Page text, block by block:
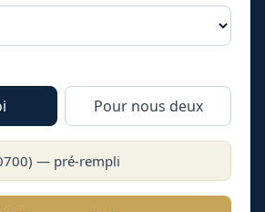
Pour nous deux
) — pré-rempli